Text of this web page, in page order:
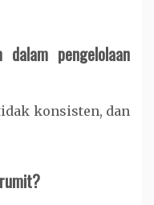
pengelolaan
konsisten, dan